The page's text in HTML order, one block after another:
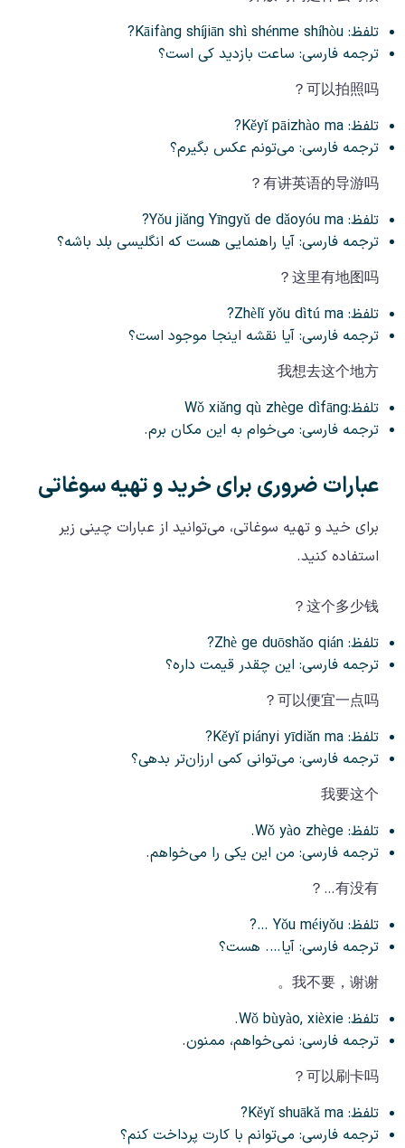
تلفظ: Kāifàng shíjiān shì shénme shíhòu?
ترجمه فارسی: ساعت بازدید کی است؟
可以拍照吗？
تلفظ: Kěyǐ pāizhào ma?
ترجمه فارسی: می‌تونم عکس بگیرم؟
有讲英语的导游吗？
تلفظ: Yǒu jiǎng Yīngyǔ de dǎoyóu ma?
ترجمه فارسی: آیا راهنمایی هست که انگلیسی بلد باشه؟
这里有地图吗？
تلفظ: Zhèlǐ yǒu dìtú ma?
ترجمه فارسی: آیا نقشه اینجا موجود است؟
我想去这个地方
تلفظ:Wǒ xiǎng qù zhège dìfāng
ترجمه فارسی: می‌خوام به این مکان برم.
عبارات ضروری برای خرید و تهیه سوغاتی
برای خید و تهیه سوغاتی، می‌توانید از عبارات چینی زیر
استفاده کنید.
这个多少钱？
تلفظ: Zhè ge duōshǎo qián?
ترجمه فارسی: این چقدر قیمت داره؟
可以便宜一点吗？
تلفظ: Kěyǐ piányi yīdiǎn ma?
ترجمه فارسی: می‌توانی کمی ارزان‌تر بدهی؟
我要这个
تلفظ: Wǒ yào zhège.
ترجمه فارسی: من این یکی را می‌خواهم.
有没有…？
تلفظ: Yǒu méiyǒu …?
ترجمه فارسی: آیا…. هست؟
我不要，谢谢。
تلفظ: Wǒ bùyào, xièxie.
ترجمه فارسی: نمی‌خواهم، ممنون.
可以刷卡吗？
تلفظ: Kěyǐ shuākǎ ma?
ترجمه فارسی: می‌توانم با کارت پرداخت کنم؟